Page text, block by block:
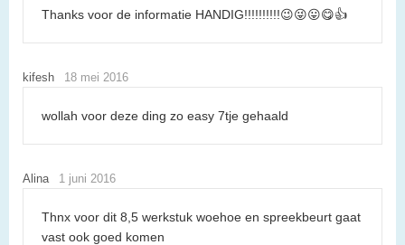
Thanks voor de informatie HANDIG!!!!!!!!!!😉😜😛😋👍
kifesh 18 mei 2016
wollah voor deze ding zo easy 7tje gehaald
Alina 1 juni 2016
Thnx voor dit 8,5 werkstuk woehoe en spreekbeurt gaat
vast ook goed komen